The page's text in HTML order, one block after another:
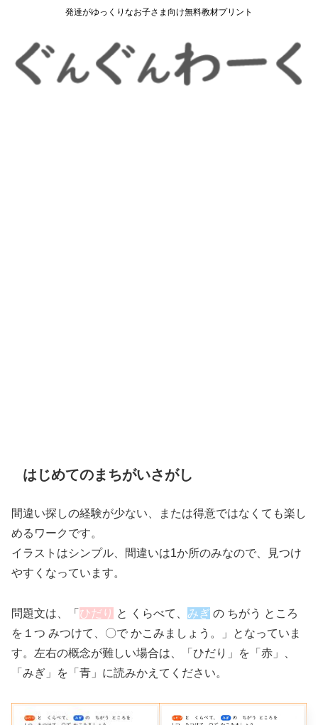
発達がゆっくりなお子さま向け無料教材プリント
はじめてのまちがいさがし
間違い探しの経験が少ない、または得意ではなくても楽し
めるワークです。
イラストはシンプル、間違いは1か所のみなので、見つけ
やすくなっています。
問題文は、「 ひだり と くらべて、 みぎ の ちがう ところ
を１つ みつけて、〇で かこみましょう。」となっていま
す。左右の概念が難しい場合は、「ひだり」を「赤」、
「みぎ」を「青」に読みかえてください。